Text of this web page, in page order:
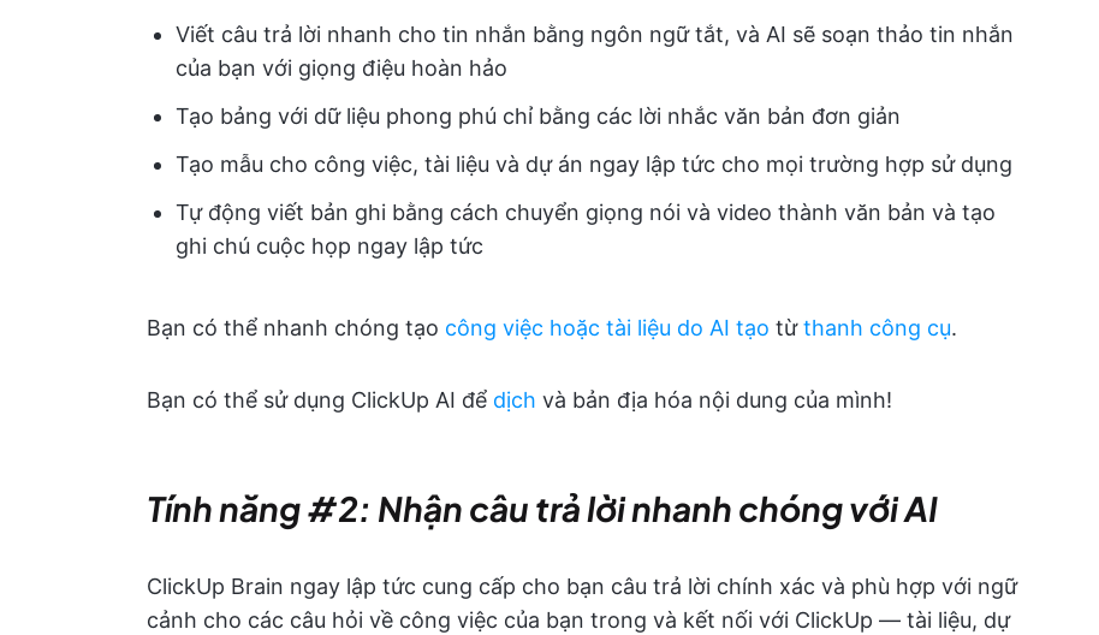
Viết câu trả lời nhanh cho tin nhắn bằng ngôn ngữ tắt, và AI sẽ soạn thảo tin nhắn
của bạn với giọng điệu hoàn hảo
Tạo bảng với dữ liệu phong phú chỉ bằng các lời nhắc văn bản đơn giản
Tạo mẫu cho công việc, tài liệu và dự án ngay lập tức cho mọi trường hợp sử dụng
Tự động viết bản ghi bằng cách chuyển giọng nói và video thành văn bản và tạo
ghi chú cuộc họp ngay lập tức
Bạn có thể nhanh chóng tạo công việc hoặc tài liệu do AI tạo từthanh công cụ.
Bạn có thể sử dụng ClickUp AI để dịch và bản địa hóa nội dung của mình!
Tính năng #2: Nhận câu trả lời nhanh chóng với AI
ClickUp Brain ngay lập tức cung cấp cho bạn câu trả lời chính xác và phù hợp với ngữ
cảnh cho các câu hỏi về công việc của bạn trong và kết nối với ClickUp — tài liệu, dự